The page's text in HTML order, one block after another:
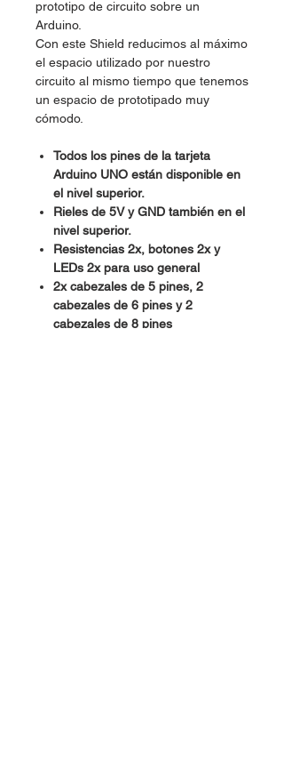
prototipo de circuito sobre un
Arduino.
Con este Shield reducimos al máximo
el espacio utilizado por nuestro
circuito al mismo tiempo que tenemos
un espacio de prototipado muy
cómodo.
Todos los pines de la tarjeta
Arduino UNO están disponible en
el nivel superior.
Rieles de 5V y GND también en el
nivel superior.
Resistencias 2x, botones 2x y
LEDs 2x para uso general
2x cabezales de 5 pines, 2
cabezales de 6 pines y 2
cabezales de 8 pines